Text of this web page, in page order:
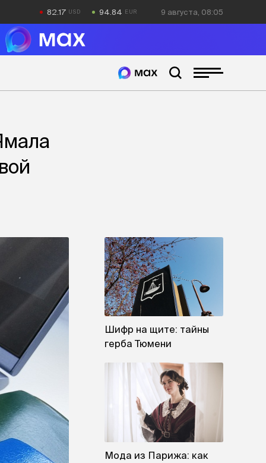
82.17 94.84 9 августа, 08:05
Шифр на щите: тайны
герба Тюмени
Мода из Парижа: как